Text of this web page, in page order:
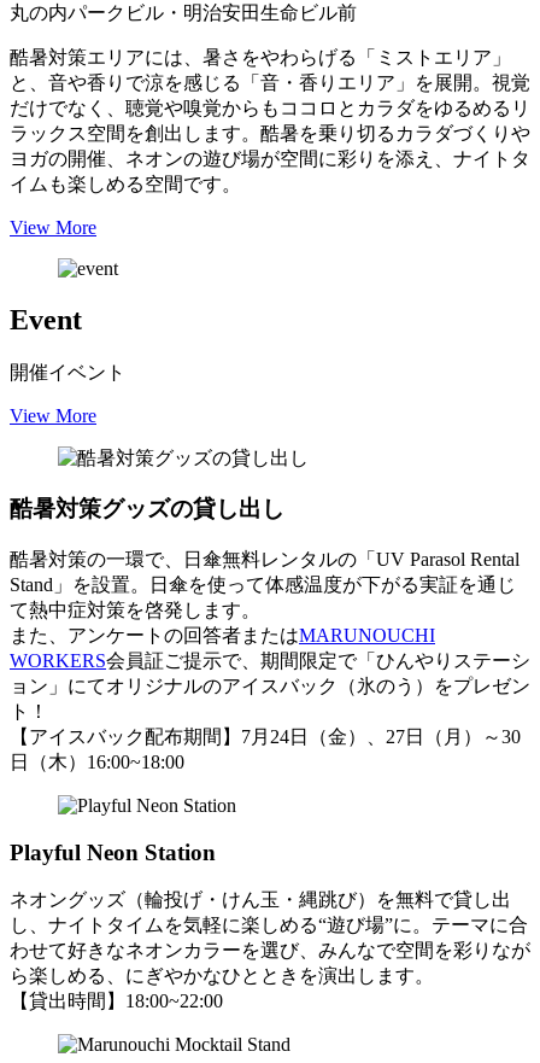
丸の内パークビル・明治安田生命ビル前
酷暑対策エリアには、暑さをやわらげる「ミストエリア」
と、音や香りで涼を感じる「音・香りエリア」を展開。視覚
だけでなく、聴覚や嗅覚からもココロとカラダをゆるめるリ
ラックス空間を創出します。酷暑を乗り切るカラダづくりや
ヨガの開催、ネオンの遊び場が空間に彩りを添え、ナイトタ
イムも楽しめる空間です。
View More
Event
開催イベント
View More
酷暑対策グッズの貸し出し
酷暑対策の一環で、日傘無料レンタルの「UV Parasol Rental
Stand」を設置。日傘を使って体感温度が下がる実証を通じ
て熱中症対策を啓発します。
また、アンケートの回答者またはMARUNOUCHI
WORKERS会員証ご提示で、期間限定で「ひんやりステーシ
ョン」にてオリジナルのアイスバック（氷のう）をプレゼン
ト！
【アイスバック配布期間】7月24日（金）、27日（月）～30
日（木）16:00~18:00
Playful Neon Station
ネオングッズ（輪投げ・けん玉・縄跳び）を無料で貸し出
し、ナイトタイムを気軽に楽しめる“遊び場”に。テーマに合
わせて好きなネオンカラーを選び、みんなで空間を彩りなが
ら楽しめる、にぎやかなひとときを演出します。
【貸出時間】18:00~22:00